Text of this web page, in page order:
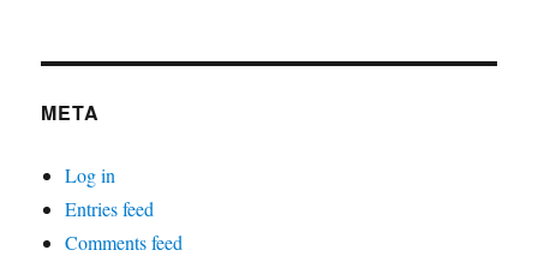
META
Log in
Entries feed
Comments feed